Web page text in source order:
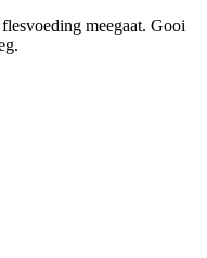
meegaat. Gooi